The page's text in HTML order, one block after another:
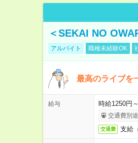
＜SEKAI NO
アルバイト 職種未経験OK
最高のライブを
給与 時給1250円～
交通費別
交通費 支給